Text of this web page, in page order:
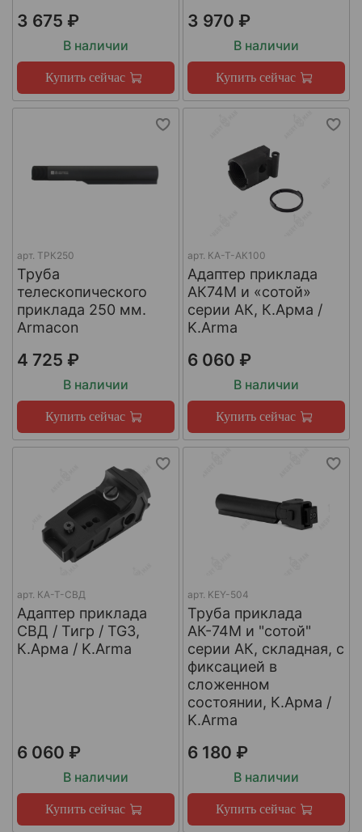
3 675 ₽
В наличии
Купить сейчас
3 970 ₽
В наличии
Купить сейчас
арт. ТРК250
Труба
телескопического
приклада 250 мм.
Armacon
4 725 ₽
В наличии
Купить сейчас
арт. КА-Т-АК100
Адаптер приклада
АК74М и «сотой»
серии АК, К.Арма /
K.Arma
6 060 ₽
В наличии
Купить сейчас
арт. КА-Т-СВД
Адаптер приклада
СВД / Тигр / TG3,
К.Арма / K.Arma
6 060 ₽
В наличии
Купить сейчас
арт. KEY-504
Труба приклада
АК-74М и "сотой"
серии АК, складная, с
фиксацией в
сложенном
состоянии, К.Арма /
K.Arma
6 180 ₽
В наличии
Купить сейчас